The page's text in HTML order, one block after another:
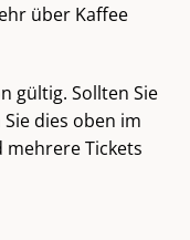
über Kaffee
gültig. Sollten Sie
dies oben im
mehrere Tickets